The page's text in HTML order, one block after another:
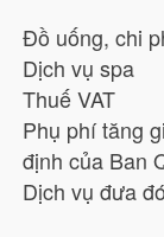
Đồ uống, chi
Dịch vụ spa
Thuế VAT
Phụ phí tăng
định của Ban
Dịch vụ đưa